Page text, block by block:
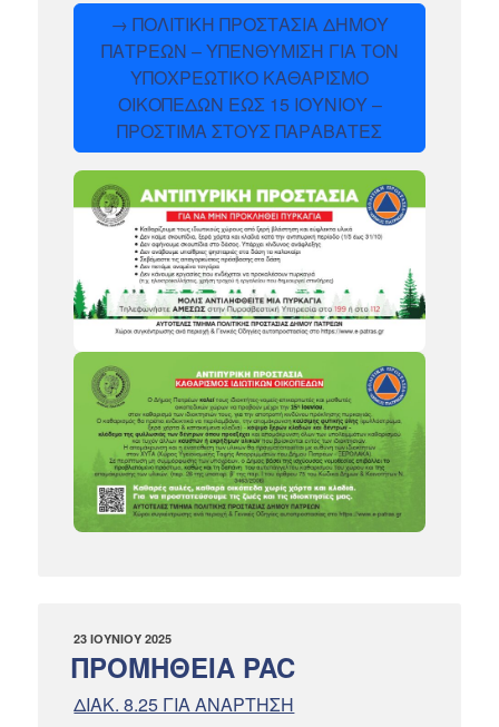
→ ΠΟΛΙΤΙΚΗ ΠΡΟΣΤΑΣΙΑ ΔΗΜΟΥ
ΠΑΤΡΕΩΝ – ΥΠΕΝΘΥΜΙΣΗ ΓΙΑ ΤΟΝ
ΥΠΟΧΡΕΩΤΙΚΟ ΚΑΘΑΡΙΣΜΟ
ΟΙΚΟΠΕΔΩΝ ΕΩΣ 15 ΙΟΥΝΙΟΥ –
ΠΡΟΣΤΙΜΑ ΣΤΟΥΣ ΠΑΡΑΒΑΤΕΣ
ΔΗΜΟΣΙΕΎΤΗΚΕ
ΣΤΙΣ
23 ΙΟΥΝΊΟΥ 2025
ΠΡΟΜΗΘΕΙΑ PAC
ΔΙΑΚ. 8.25 ΓΙΑ ΑΝΑΡΤΗΣΗ